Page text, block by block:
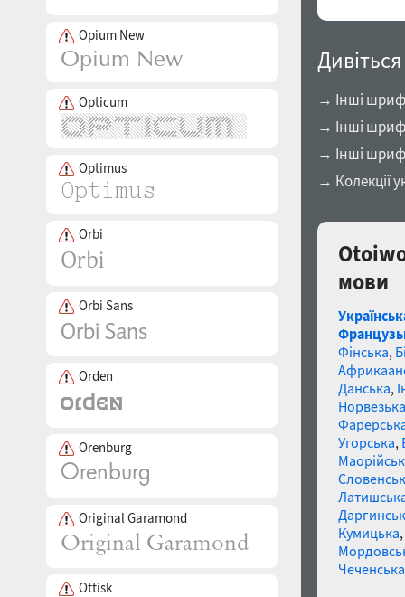
Opium New
Opticum
Optimus
Orbi
Orbi Sans
Orden
Orenburg
Original Garamond
Ottisk
→ Інші
→ Інші
→ Інші
→ Колекції
мови
Фінська,
Данська,
Норвезька
Угорська,
Кумицька,
Чеченська